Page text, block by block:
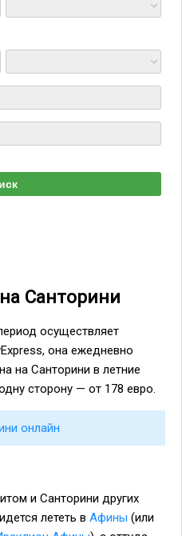
Санторини
осуществляет
она ежедневно
на Санторини в летние
сторону — от 178 евро.
онлайн
и Санторини других
лететь в Афины (или